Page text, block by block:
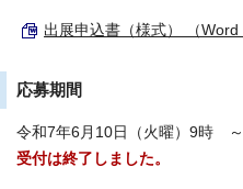
出展申込書（様式） （Word
応募期間
令和7年6月10日（火曜）9時
受付は終了しました。